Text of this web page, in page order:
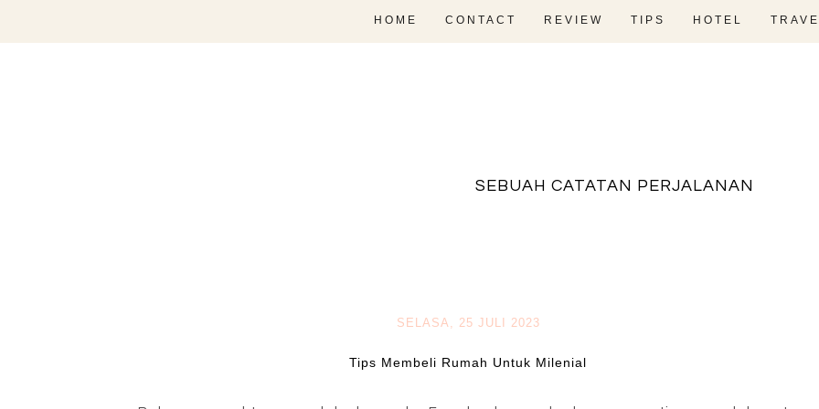
SEBUAH CATATAN PERJALANAN
HOME CONTACT REVIEW TIPS HOTEL
SELASA, 25 JULI 2023
Tips Membeli Rumah Untuk Milenial